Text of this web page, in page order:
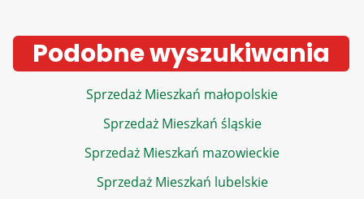
Podobne wyszukiwania
Sprzedaż Mieszkań małopolskie
Sprzedaż Mieszkań śląskie
Sprzedaż Mieszkań mazowieckie
Sprzedaż Mieszkań lubelskie